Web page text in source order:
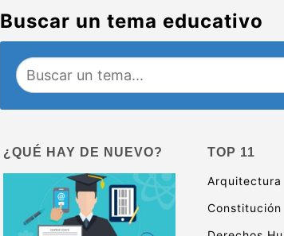
Buscar un tema educativo
¿QUÉ HAY DE NUEVO? TOP 11
Arquitectura
Constitución